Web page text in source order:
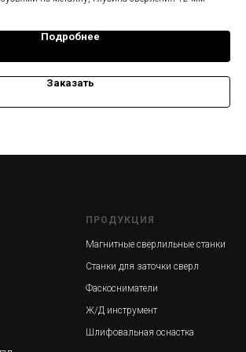
Подробнее
Заказать
ПРОДУКЦИЯ
Магнитные сверлильные станки
Станки для заточки сверл
Фаскосниматели
Ж/Д инструмент
Шлифовальная оснастка